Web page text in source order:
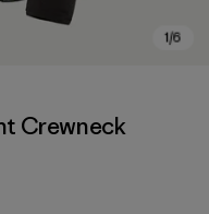
Crewneck